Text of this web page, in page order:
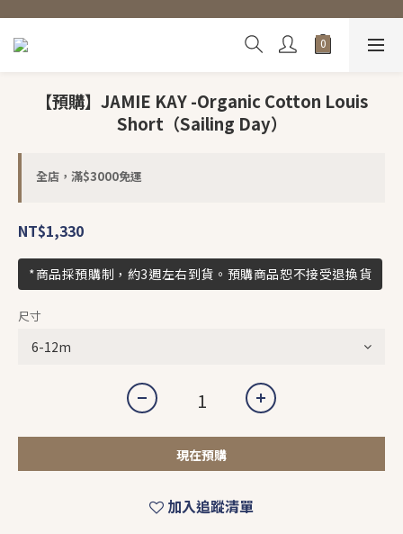
【預購】JAMIE KAY -Organic Cotton Louis
Short（Sailing Day）
全店，滿$3000免運
NT$1,330
*商品採預購制，約3週左右到貨。預購商品恕不接受退換貨
尺寸
現在預購
加入追蹤清單